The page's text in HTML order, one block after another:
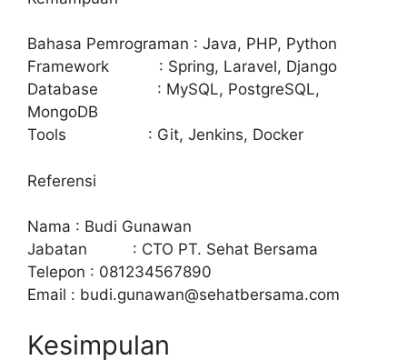
Bahasa Pemrograman : Java, PHP, Python
Framework : Spring, Laravel, Django
Database : MySQL, PostgreSQL,
MongoDB
Tools : Git, Jenkins, Docker
Referensi
Nama : Budi Gunawan
Jabatan : CTO PT. Sehat Bersama
Telepon : 081234567890
Email : budi.gunawan@sehatbersama.com
Kesimpulan